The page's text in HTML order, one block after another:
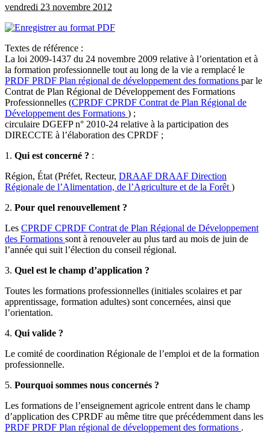
vendredi 23 novembre 2012
Textes de référence :
La loi 2009-1437 du 24 novembre 2009 relative à l’orientation et à
la formation professionnelle tout au long de la vie a remplacé le
PRDF PRDF Plan régional de développement des formations par le
Contrat de Plan Régional de Développement des Formations
Professionnelles (CPRDF CPRDF Contrat de Plan Régional de
Développement des Formations ) ;
circulaire DGEFP n° 2010-24 relative à la participation des
DIRECCTE à l’élaboration des CPRDF ;
1. Qui est concerné ? :
Région, État (Préfet, Recteur, DRAAF DRAAF Direction
Régionale de l’Alimentation, de l’Agriculture et de la Forêt )
2. Pour quel renouvellement ?
Les CPRDF CPRDF Contrat de Plan Régional de Développement
des Formations sont à renouveler au plus tard au mois de juin de
l’année qui suit l’élection du conseil régional.
3. Quel est le champ d’application ?
Toutes les formations professionnelles (initiales scolaires et par
apprentissage, formation adultes) sont concernées, ainsi que
l’orientation.
4. Qui valide ?
Le comité de coordination Régionale de l’emploi et de la formation
professionnelle.
5. Pourquoi sommes nous concernés ?
Les formations de l’enseignement agricole entrent dans le champ
d’application des CPRDF au même titre que précédemment dans les
PRDF PRDF Plan régional de développement des formations .